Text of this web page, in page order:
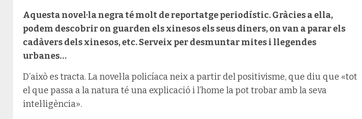
Aquesta novel·la negra té molt de reportatge periodístic. Gràcies a ella,
podem descobrir on guarden els xinesos els seus diners, on van a parar els
cadàvers dels xinesos, etc. Serveix per desmuntar mites i llegendes
urbanes…
D’això es tracta. La novel·la policíaca neix a partir del positivisme, que diu que «tot
el que passa a la natura té una explicació i l’home la pot trobar amb la seva
intel·ligència».